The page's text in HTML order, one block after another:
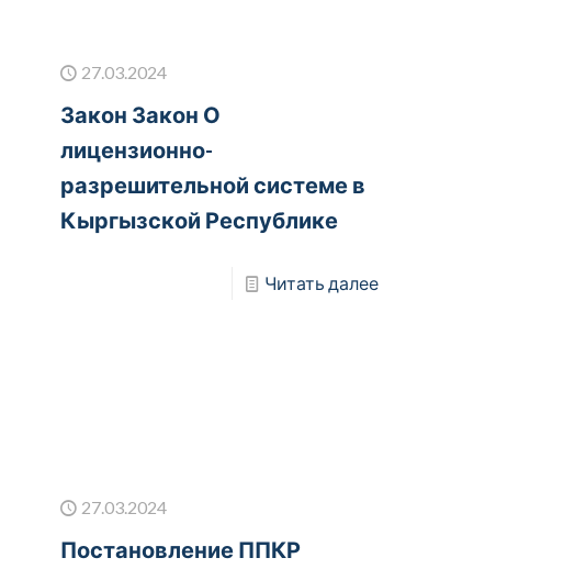
27.03.2024
Закон Закон О
лицензионно-
разрешительной системе в
Кыргызской Республике
Читать далее
27.03.2024
Постановление ППКР